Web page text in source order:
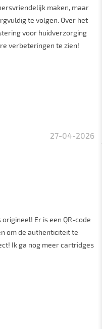
maken, maar
te volgen. Over het
voor huidverzorging
verbeteringen te zien!
27-04-2026
Er is een QR-code
om de authenticiteit te
Ik ga nog meer cartridges